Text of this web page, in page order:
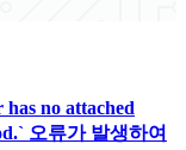
no attached
오류가 발생하여